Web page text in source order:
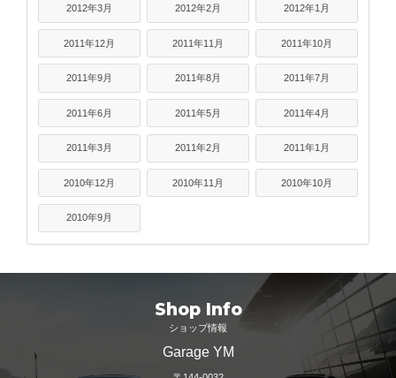
2012年3月 2012年2月 2012年1月
2011年12月 2011年11月 2011年10月
2011年9月 2011年8月 2011年7月
2011年6月 2011年5月 2011年4月
2011年3月 2011年2月 2011年1月
2010年12月 2010年11月 2010年10月
2010年9月
Shop Info
ショップ情報
Garage YM